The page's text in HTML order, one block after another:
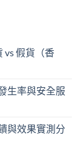
vs 假貨（香
生率與安全服
與效果實測分